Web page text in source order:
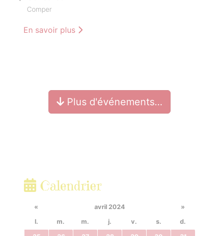
Comper
En savoir plus
Plus d'événements…
Calendrier
« avril 2024
»
l.
m. m. j. v. s. d.